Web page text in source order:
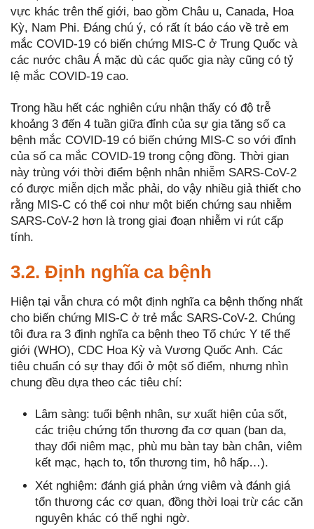
vực khác trên thế giới, bao gồm Châu u, Canada, Hoa
Kỳ, Nam Phi. Đáng chú ý, có rất ít báo cáo về trẻ em
mắc COVID-19 có biến chứng MIS-C ở Trung Quốc và
các nước châu Á mặc dù các quốc gia này cũng có tỷ
lệ mắc COVID-19 cao.
Trong hầu hết các nghiên cứu nhận thấy có độ trễ
khoảng 3 đến 4 tuần giữa đỉnh của sự gia tăng số ca
bệnh mắc COVID-19 có biến chứng MIS-C so với đỉnh
của số ca mắc COVID-19 trong cộng đồng. Thời gian
này trùng với thời điểm bệnh nhân nhiễm SARS-CoV-2
có được miễn dịch mắc phải, do vậy nhiều giả thiết cho
rằng MIS-C có thể coi như một biến chứng sau nhiễm
SARS-CoV-2 hơn là trong giai đoạn nhiễm vi rút cấp
tính.
3.2. Định nghĩa ca bệnh
Hiện tại vẫn chưa có một định nghĩa ca bệnh thống nhất
cho biến chứng MIS-C ở trẻ mắc SARS-CoV-2. Chúng
tôi đưa ra 3 định nghĩa ca bệnh theo Tổ chức Y tế thế
giới (WHO), CDC Hoa Kỳ và Vương Quốc Anh. Các
tiêu chuẩn có sự thay đổi ở một số điểm, nhưng nhìn
chung đều dựa theo các tiêu chí:
Lâm sàng: tuổi bệnh nhân, sự xuất hiện của sốt,
các triệu chứng tổn thương đa cơ quan (ban da,
thay đổi niêm mạc, phù mu bàn tay bàn chân, viêm
kết mạc, hạch to, tổn thương tim, hô hấp…).
Xét nghiệm: đánh giá phản ứng viêm và đánh giá
tổn thương các cơ quan, đồng thời loại trừ các căn
nguyên khác có thể nghi ngờ.